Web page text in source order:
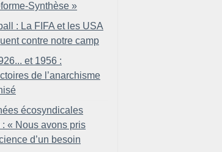
Synthèse »
: La FIFA et les USA
contre notre camp
et 1956 :
de l’anarchisme
écosyndicales
: « Nous avons pris
d’un besoin